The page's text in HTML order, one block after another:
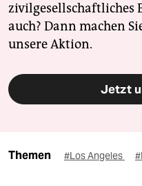
zivilgesellschaftliches
auch? Dann machen
unsere Aktion.
Jetzt
Themen #Los Angeles